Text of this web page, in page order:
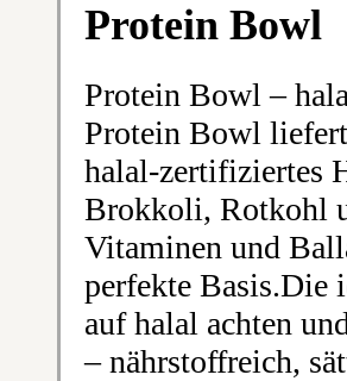
Protein Bowl
Protein Bowl –
Protein Bowl
halal-zertifiziertes
Brokkoli, Rotkohl
Vitaminen und
perfekte Basis.Die
auf halal achten
– nährstoffreich,